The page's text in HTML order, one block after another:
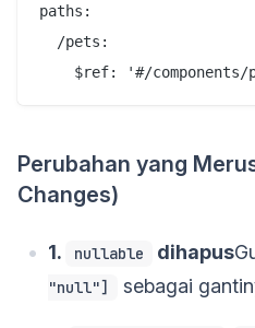
paths:
  /pets:
Perubahan yang
Changes)
1. nullable dihapus
"null"]
sebagai